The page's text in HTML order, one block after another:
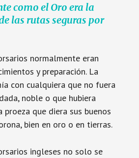
como el Oro era la
las rutas seguras por
normalmente eran
y preparación. La
con cualquiera que no fuera
noble o que hubiera
proeza que diera sus buenos
bien en oro o en tierras.
ingleses no solo se